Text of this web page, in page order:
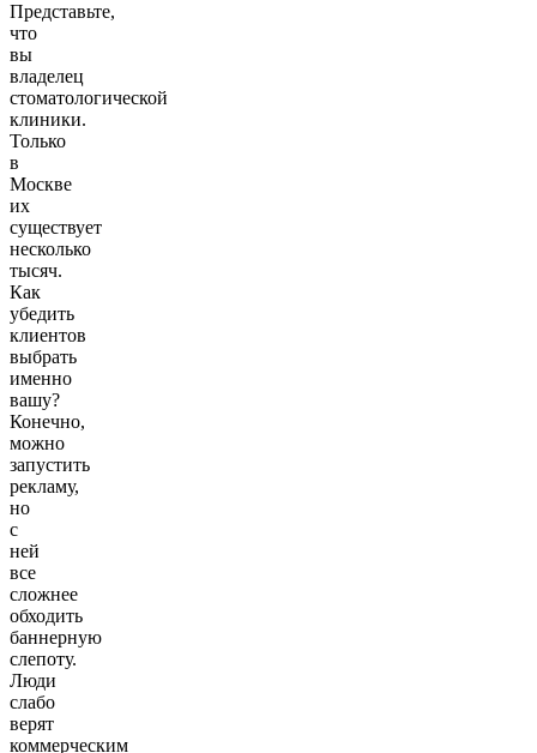
Представьте,
что
вы
владелец
стоматологической
клиники.
Только
в
Москве
их
существует
несколько
тысяч.
Как
убедить
клиентов
выбрать
именно
вашу?
Конечно,
можно
запустить
рекламу,
но
с
ней
все
сложнее
обходить
баннерную
слепоту.
Люди
слабо
верят
коммерческим